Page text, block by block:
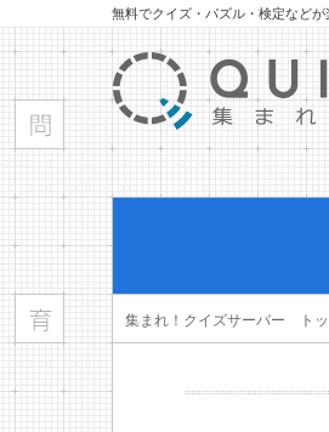
無料でクイズ・パズル・検定など
集まれ！クイズサーバー ト